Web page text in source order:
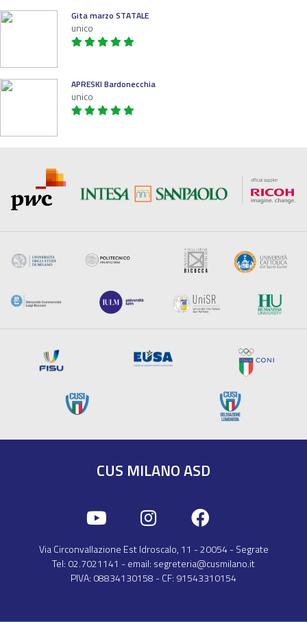
Gita marzo STATALE
unico
APRESKI Bardonecchia
unico
CUS MILANO ASD
Via Circonvallazione Est Idroscalo, 11 -20054-Segrate
Tel: 02.7021141‎ - email: segreteria@cusmilano.it
PIVA: 08834130158 - CF: 91543310154